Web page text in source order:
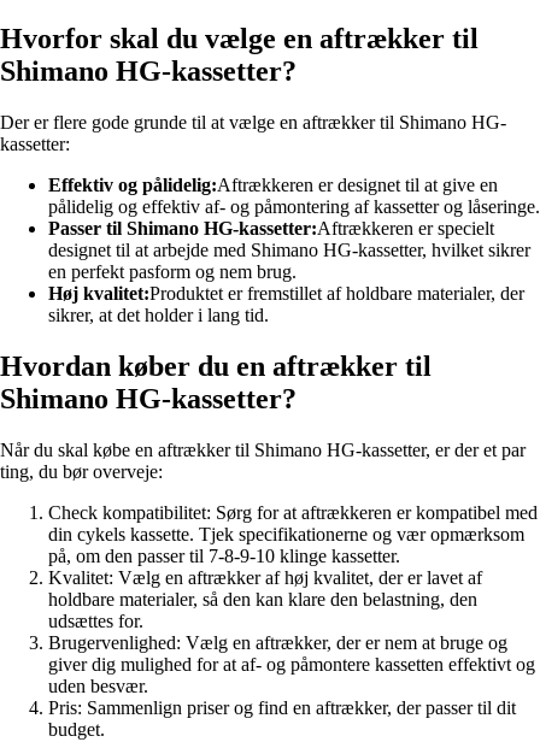
Hvorfor skal du vælge en aftrækker til
Shimano HG-kassetter?
Der er flere gode grunde til at vælge en aftrækker til Shimano HG-
kassetter:
Effektiv og pålidelig:Aftrækkeren er designet til at give en
pålidelig og effektiv af- og påmontering af kassetter og låseringe.
Passer til Shimano HG-kassetter:Aftrækkeren er specielt
designet til at arbejde med Shimano HG-kassetter, hvilket sikrer
en perfekt pasform og nem brug.
Høj kvalitet:Produktet er fremstillet af holdbare materialer, der
sikrer, at det holder i lang tid.
Hvordan køber du en aftrækker til
Shimano HG-kassetter?
Når du skal købe en aftrækker til Shimano HG-kassetter, er der et par
ting, du bør overveje:
Check kompatibilitet: Sørg for at aftrækkeren er kompatibel med
din cykels kassette. Tjek specifikationerne og vær opmærksom
på, om den passer til 7-8-9-10 klinge kassetter.
Kvalitet: Vælg en aftrækker af høj kvalitet, der er lavet af
holdbare materialer, så den kan klare den belastning, den
udsættes for.
Brugervenlighed: Vælg en aftrækker, der er nem at bruge og
giver dig mulighed for at af- og påmontere kassetten effektivt og
uden besvær.
Pris: Sammenlign priser og find en aftrækker, der passer til dit
budget.